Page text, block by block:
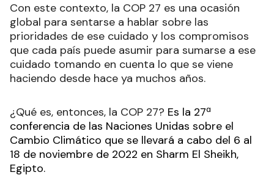
Con este contexto, la COP 27 es una ocasión
global para sentarse a hablar sobre las
prioridades de ese cuidado y los compromisos
que cada país puede asumir para sumarse a ese
cuidado tomando en cuenta lo que se viene
haciendo desde hace ya muchos años.
¿Qué es, entonces, la COP 27? Es la 27ª
conferencia de las Naciones Unidas sobre el
Cambio Climático que se llevará a cabo del 6 al
18 de noviembre de 2022 en Sharm El Sheikh,
Egipto.